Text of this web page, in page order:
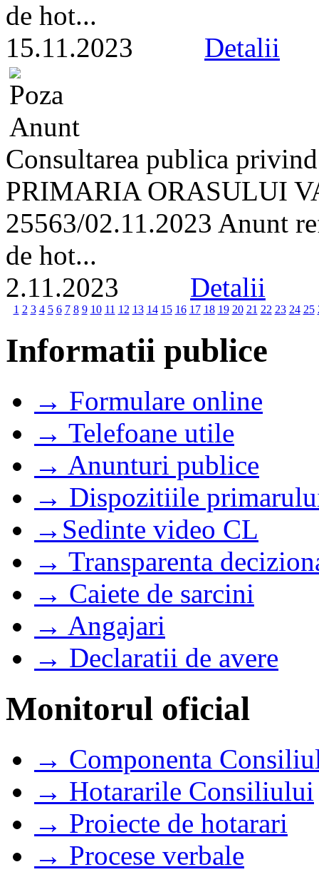
de hot...
15.11.2023 Detalii
Consultarea publica
PRIMARIA ORASULUI
25563/02.11.2023 Anunt
de hot...
2.11.2023 Detalii
1 2 3 4 5 6 7 8 9 10 11 12 13 14 15 16 17 18 19 20 21 22 23 24 25
Informatii publice
→ Formulare online
→ Telefoane utile
→ Anunturi publice
→ Dispozitiile
→Sedinte video CL
→ Transparenta
→ Caiete de sarcini
→ Angajari
→ Declaratii de avere
Monitorul oficial
→ Componenta
→ Hotararile Consiliului
→ Proiecte de hotarari
→ Procese verbale